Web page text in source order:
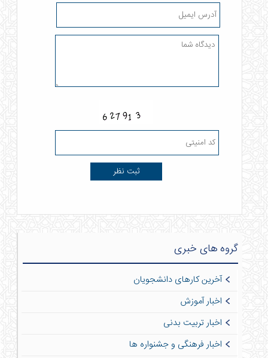
گروه های خبری
آخرین کارهای دانشجویان
اخبار آموزش
اخبار تربیت بدنی
اخبار فرهنگی و جشنواره ها